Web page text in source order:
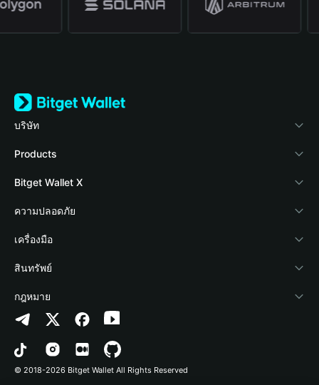
บริษัท
เกี่ยวกับ Bitget Wallet
Blog
Academy
ข่าวสารด้านคริปโต
ศูนย์ช่วยเหลือ
ติดต่อเรา
ทรัพยากรข้อมูลของแบรนด์
อาชีพ
Products
Crypto Card
Stablecoin Earn
Payfi Crypto
Crypto Swap API
Altcoin Season Index
Prediction Markets
DApp
Bitget Wallet X
นักพัฒนา
เชื่อมต่อ Wallet
Bitget Wallet Pay
ลิสต์โปรเจกต์
ความปลอดภัย
Protection Fund
เทคโนโลยีความปลอดภัย
เครื่องมือ
ซื้อคริปโต
การตรวจจับการอนุญาต
การตรวจจับสัญญา
การโอนเป็นชุด
สินทรัพย์
Arbitrum
Avalanche
Bitcoin
กฎหมาย
นโยบายความเป็นส่วนตัว
ข้อตกลงในการใช้บริการ
© 2018-2026 Bitget Wallet All Rights Reserved